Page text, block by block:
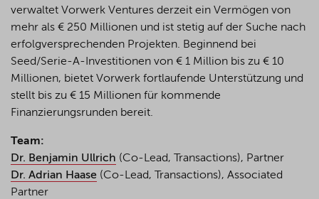
verwaltet Vorwerk Ventures derzeit ein Vermögen von
mehr als € 250 Millionen und ist stetig auf der Suche nach
erfolgversprechenden Projekten. Beginnend bei
Seed/Serie-A- Investitionen von € 1 Million bis zu € 10
Millionen, bietet Vorwerk fortlaufende Unterstützung und
stellt bis zu € 15 Millionen für kommende
Finanzierungsrunden bereit.
Team:
Dr. Benjamin Ullrich (Co-Lead, Transactions), Partner
Dr. Adrian Haase (Co-Lead, Transactions), Associated
Partner